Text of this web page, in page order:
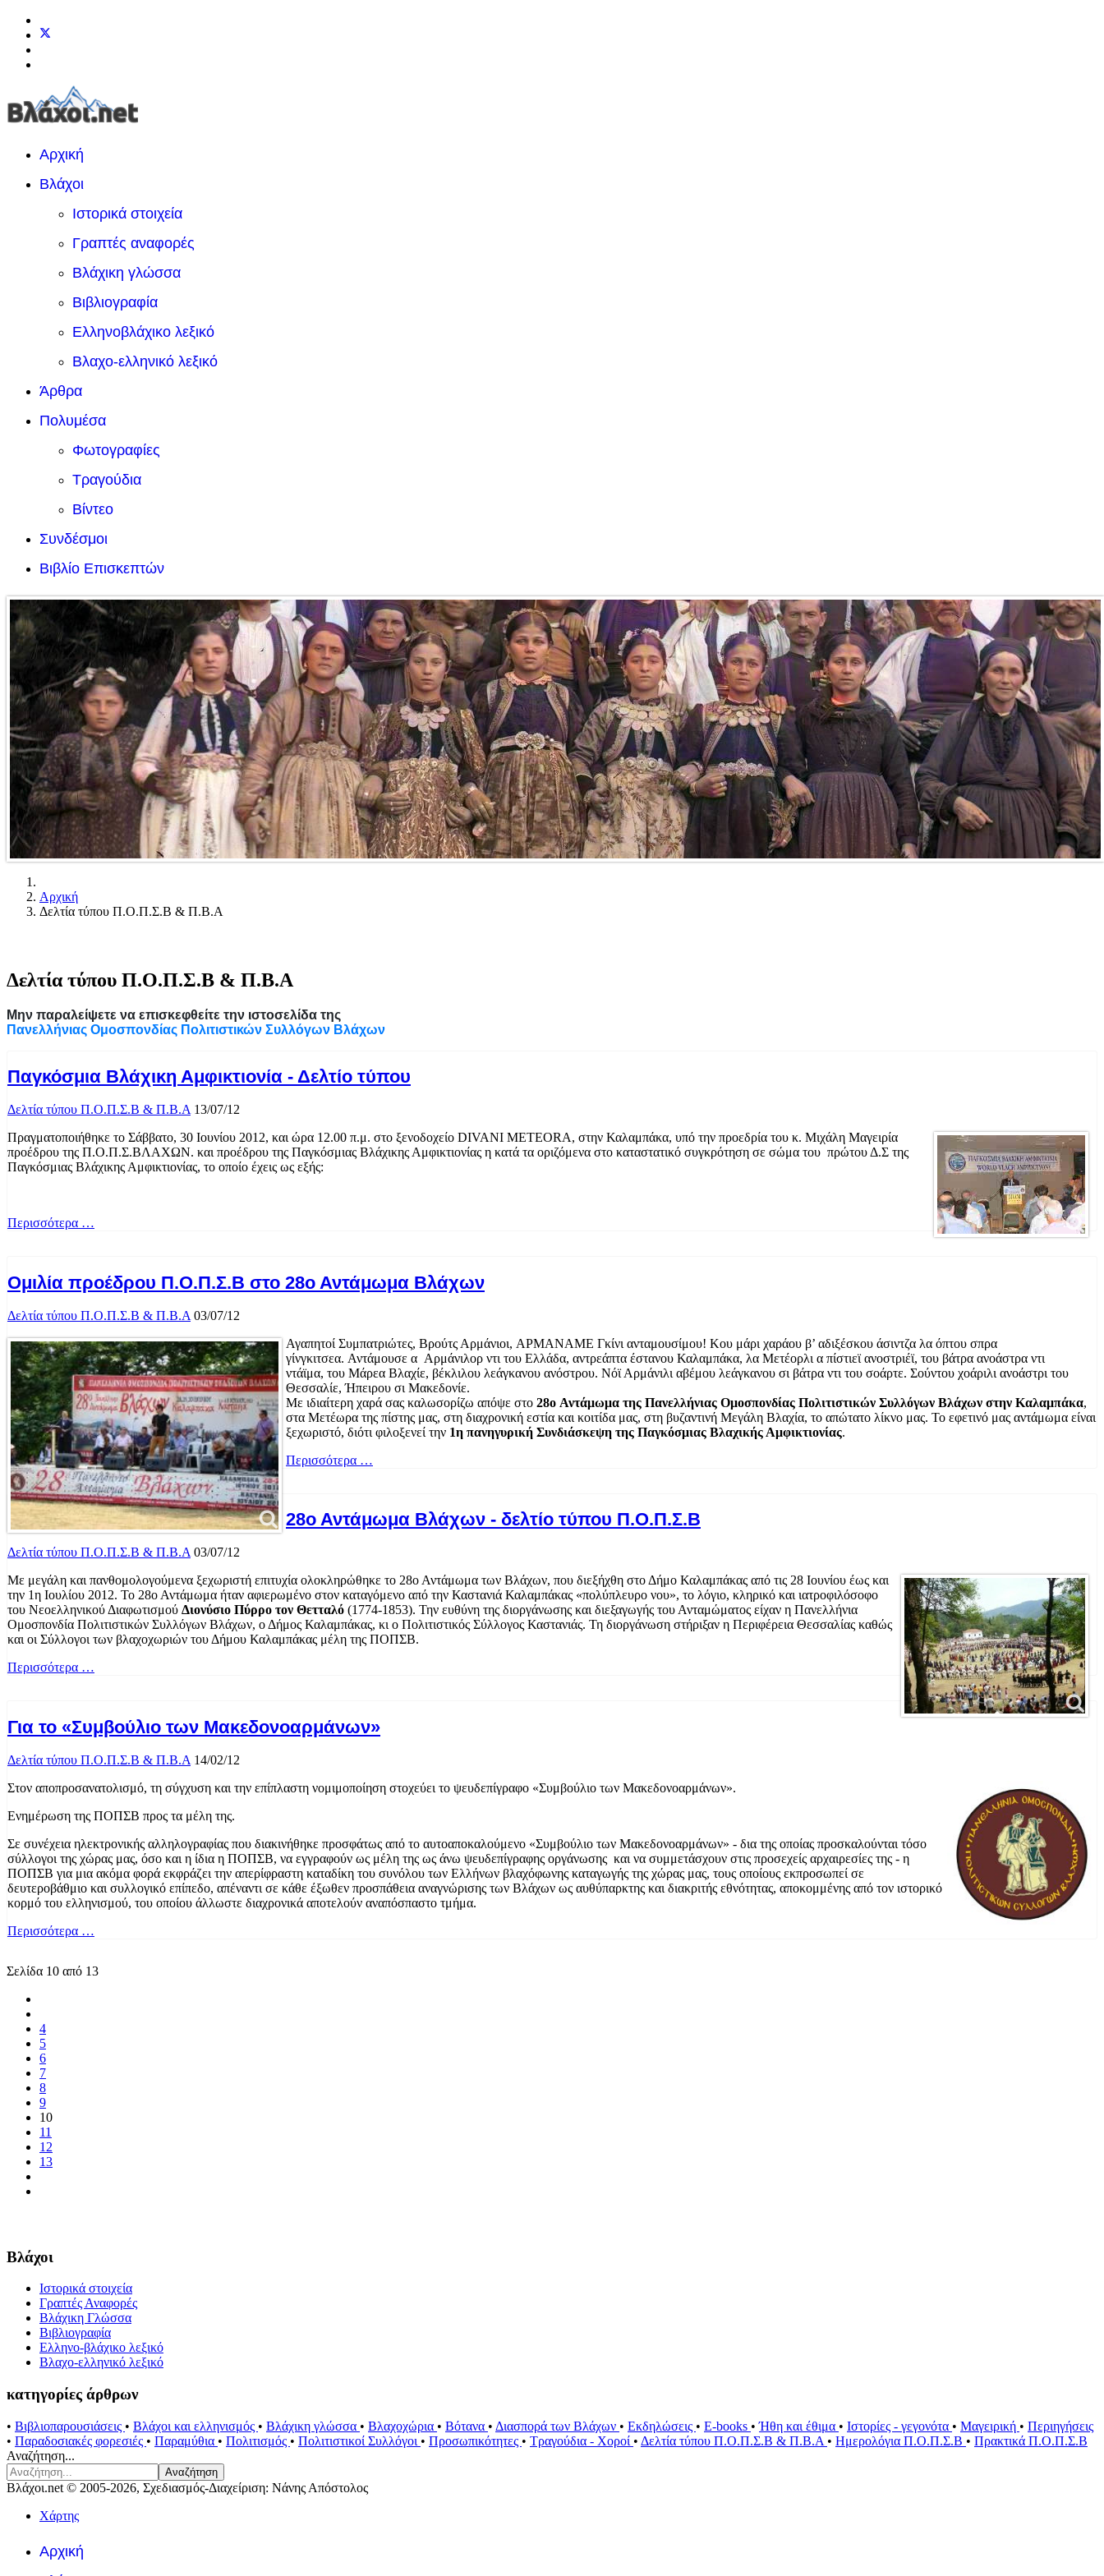
Αρχική
Βλάχοι
Ιστορικά στοιχεία
Γραπτές αναφορές
Βλάχικη γλώσσα
Βιβλιογραφία
Ελληνοβλάχικο λεξικό
Βλαχο-ελληνικό λεξικό
Άρθρα
Πολυμέσα
Φωτογραφίες
Τραγούδια
Βίντεο
Συνδέσμοι
Βιβλίο Επισκεπτών
Αρχική
Δελτία τύπου Π.Ο.Π.Σ.Β & Π.Β.Α
Δελτία τύπου Π.Ο.Π.Σ.Β & Π.Β.Α
Μην παραλείψετε να επισκεφθείτε την ιστοσελίδα της
Πανελλήνιας Ομοσπονδίας Πολιτιστικών Συλλόγων Βλάχων
Παγκόσμια Βλάχικη Αμφικτιονία - Δελτίο τύπου
Δελτία τύπου Π.Ο.Π.Σ.Β & Π.Β.Α 13/07/12
Πραγματοποιήθηκε το Σάββατο, 30 Ιουνίου 2012, και ώρα 12.00 π.μ. στο ξενοδοχείο DIVANI METEORA, στην Καλαμπάκα, υπό την προεδρία του κ. Μιχάλη Μαγειρία
προέδρου της Π.Ο.Π.Σ.ΒΛΑΧΩΝ. και προέδρου της Παγκόσμιας Βλάχικης Αμφικτιονίας η κατά τα οριζόμενα στο καταστατικό συγκρότηση σε σώμα του πρώτου Δ.Σ της
Παγκόσμιας Βλάχικης Αμφικτιονίας, το οποίο έχεις ως εξής:
Περισσότερα …
Ομιλία προέδρου Π.Ο.Π.Σ.Β στο 28ο Αντάμωμα Βλάχων
Δελτία τύπου Π.Ο.Π.Σ.Β & Π.Β.Α 03/07/12
Αγαπητοί Συμπατριώτες, Βρούτς Αρμάνιοι, ΑΡΜΑΝΑΜΕ Γκίνι ανταμουσίμου! Κου μάρι χαράου β’ αδιξέσκου άσιντζα λα όπτου σπρα
γίνγκιτσεα. Αντάμουσε α Αρμάνιλορ ντι του Ελλάδα, αντρεάπτα έστανου Καλαμπάκα, λα Μετέορλι α πίστιεϊ ανοστριέϊ, του βάτρα ανοάστρα ντι
ντάϊμα, του Μάρεα Βλαχίε, βέκλιλου λεάγκανου ανόστρου. Νόϊ Αρμάνιλι αβέμου λεάγκανου σι βάτρα ντι του σοάρτε. Σούντου χοάριλι ανοάστρι του
Θεσσαλίε, Ήπειρου σι Μακεδονίε.
Με ιδιαίτερη χαρά σας καλωσορίζω απόψε στο 28ο Αντάμωμα της Πανελλήνιας Ομοσπονδίας Πολιτιστικών Συλλόγων Βλάχων στην Καλαμπάκα,
στα Μετέωρα της πίστης μας, στη διαχρονική εστία και κοιτίδα μας, στη βυζαντινή Μεγάλη Βλαχία, το απώτατο λίκνο μας. Το εφετινό μας αντάμωμα είναι
ξεχωριστό, διότι φιλοξενεί την 1η πανηγυρική Συνδιάσκεψη της Παγκόσμιας Βλαχικής Αμφικτιονίας.
Περισσότερα …
28ο Αντάμωμα Βλάχων - δελτίο τύπου Π.Ο.Π.Σ.Β
Δελτία τύπου Π.Ο.Π.Σ.Β & Π.Β.Α 03/07/12
Με μεγάλη και πανθομολογούμενα ξεχωριστή επιτυχία ολοκληρώθηκε το 28ο Αντάμωμα των Βλάχων, που διεξήχθη στο Δήμο Καλαμπάκας από τις 28 Ιουνίου έως και
την 1η Ιουλίου 2012. Το 28ο Αντάμωμα ήταν αφιερωμένο στον καταγόμενο από την Καστανιά Καλαμπάκας «πολύπλευρο νου», το λόγιο, κληρικό και ιατροφιλόσοφο
του Νεοελληνικού Διαφωτισμού Διονύσιο Πύρρο τον Θετταλό (1774-1853). Την ευθύνη της διοργάνωσης και διεξαγωγής του Ανταμώματος είχαν η Πανελλήνια
Ομοσπονδία Πολιτιστικών Συλλόγων Βλάχων, ο Δήμος Καλαμπάκας, κι ο Πολιτιστικός Σύλλογος Καστανιάς. Τη διοργάνωση στήριξαν η Περιφέρεια Θεσσαλίας καθώς
και οι Σύλλογοι των βλαχοχωριών του Δήμου Καλαμπάκας μέλη της ΠΟΠΣΒ.
Περισσότερα …
Για το «Συμβούλιο των Μακεδονοαρμάνων»
Δελτία τύπου Π.Ο.Π.Σ.Β & Π.Β.Α 14/02/12
Στον αποπροσανατολισμό, τη σύγχυση και την επίπλαστη νομιμοποίηση στοχεύει το ψευδεπίγραφο «Συμβούλιο των Μακεδονοαρμάνων».
Ενημέρωση της ΠΟΠΣΒ προς τα μέλη της.
Σε συνέχεια ηλεκτρονικής αλληλογραφίας που διακινήθηκε προσφάτως από το αυτοαποκαλούμενο «Συμβούλιο των Μακεδονοαρμάνων» - δια της οποίας προσκαλούνται τόσο
σύλλογοι της χώρας μας, όσο και η ίδια η ΠΟΠΣΒ, να εγγραφούν ως μέλη της ως άνω ψευδεπίγραφης οργάνωσης και να συμμετάσχουν στις προσεχείς αρχαιρεσίες της - η
ΠΟΠΣΒ για μια ακόμα φορά εκφράζει την απερίφραστη καταδίκη του συνόλου των Ελλήνων βλαχόφωνης καταγωγής της χώρας μας, τους οποίους εκπροσωπεί σε
δευτεροβάθμιο και συλλογικό επίπεδο, απέναντι σε κάθε έξωθεν προσπάθεια αναγνώρισης των Βλάχων ως αυθύπαρκτης και διακριτής εθνότητας, αποκομμένης από τον ιστορικό
κορμό του ελληνισμού, του οποίου άλλωστε διαχρονικά αποτελούν αναπόσπαστο τμήμα.
Περισσότερα …
Σελίδα 10 από 13
4
5
6
7
8
9
10
11
12
13
Βλάχοι
Ιστορικά στοιχεία
Γραπτές Αναφορές
Βλάχικη Γλώσσα
Βιβλιογραφία
Ελληνο-βλάχικο λεξικό
Βλαχο-ελληνικό λεξικό
κατηγορίες άρθρων
• Βιβλιοπαρουσιάσεις • Βλάχοι και ελληνισμός • Βλάχικη γλώσσα • Βλαχοχώρια • Βότανα • Διασπορά των Βλάχων • Εκδηλώσεις • E-books •Ήθη και έθιμα • Ιστορίες - γεγονότα • Μαγειρική • Περιηγήσεις
• Παραδοσιακές φορεσιές • Παραμύθια • Πολιτισμός • Πολιτιστικοί Συλλόγοι • Προσωπικότητες • Τραγούδια - Χοροί • Δελτία τύπου Π.Ο.Π.Σ.Β & Π.Β.Α • Ημερολόγια Π.Ο.Π.Σ.Β • Πρακτικά Π.Ο.Π.Σ.Β
Αναζήτηση...
Αναζήτηση
Βλάχοι.net © 2005-2026, Σχεδιασμός-Διαχείριση: Νάνης Απόστολος
Χάρτης
Αρχική